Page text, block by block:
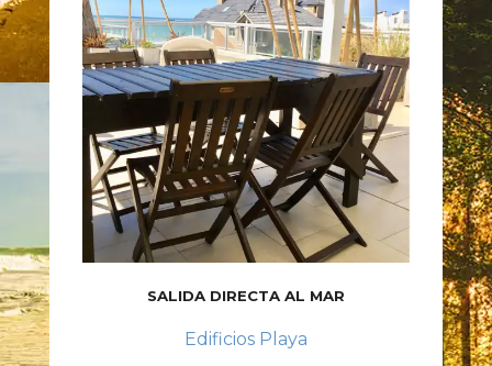
SALIDA DIRECTA AL MAR
Edificios Playa